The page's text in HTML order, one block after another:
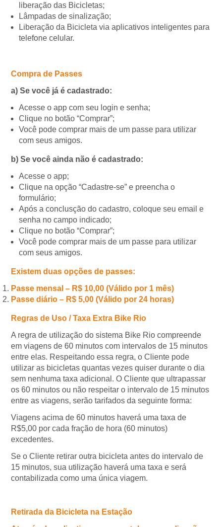
liberação das Bicicletas;
Lâmpadas de sinalização;
Liberação da Bicicleta via aplicativos inteligentes para
telefone celular.
Compra de Passes
a) Se você já é cadastrado:
Acesse o app com seu login e senha;
Clique no botão “Comprar”;
Você pode comprar mais de um passe para utilizar
com seus amigos.
b) Se você ainda não é cadastrado:
Acesse o app;
Clique na opção “Cadastre-se” e preencha o
formulário;
Após a conclusção do cadastro, coloque seu email e
senha no campo indicado;
Clique no botão “Comprar”;
Você pode comprar mais de um passe para utilizar
com seus amigos.
Existem duas opções de passes:
Passe mensal – R$ 10,00 (Válido por 1 mês)
Passe diário – R$ 5,00 (Válido por 24 horas)
Regras de Uso / Taxa Extra Bike Rio
A regra de utilização do sistema Bike Rio compreende
em viagens de 60 minutos com intervalos de 15 minutos
entre elas. Respeitando essa regra, o Cliente pode
utilizar as bicicletas quantas vezes quiser durante o dia
sem nenhuma taxa adicional. O Cliente que ultrapassar
os 60 minutos ou não respeitar o intervalo de 15 minutos
entre as viagens, serão tarifados da seguinte forma:
Viagens acima de 60 minutos haverá uma taxa de
R$5,00 por cada fração de hora (60 minutos)
excedentes.
Se o Cliente retirar outra bicicleta antes do intervalo de
15 minutos, sua utilização haverá uma taxa e será
contabilizada como uma única viagem.
Retirada da Bicicleta na Estação